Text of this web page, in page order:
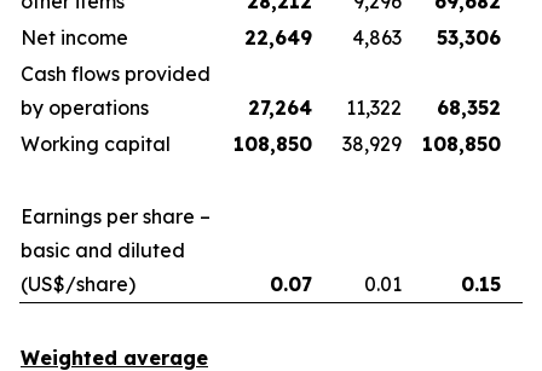
Net income
22,649 4,863 53,306
Cash flows provided
by operations
27,264 11,322 68,352
Working capital
108,850 38,929 108,850
Earnings per share –
basic and diluted
(US$/share)
0.07 0.01 0.15
Weighted average